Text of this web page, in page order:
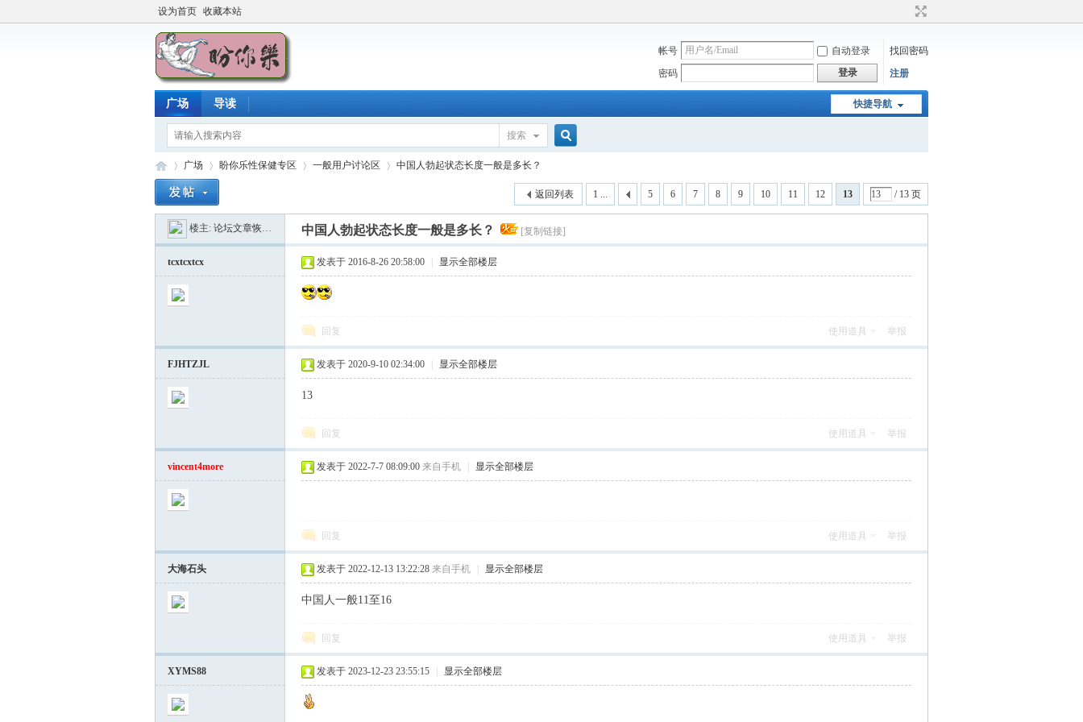
设为首页 收藏本站
帐号 自动登录
找回密码
密码
登录 注册
快捷导航
广场 导读
搜索
索
乐
»
广场
›
盼你乐性保健专区 一般用户讨论区
›
中国人勃起状态长度一般是多长？
1 ... 5 6 7 8 9 10 11 12 13 / 13 页
返回列表
楼主: 论坛文章恢复器 中国人勃起状态长度一般是多长？ [复制链接]
tcxtcxtcx 发表于 2016-8-26 20:58:00 显示全部楼层
回复 使用道具 举报
FJHTZJL 发表于 2020-9-10 02:34:00 显示全部楼层
13
回复 使用道具 举报
vincent4more 发表于 2022-7-7 08:09:00 来自手机 显示全部楼层
回复 使用道具 举报
大海石头 发表于 2022-12-13 13:22:28 来自手机 显示全部楼层
中国人一般11至16
回复 使用道具 举报
XYMS88 发表于 2023-12-23 23:55:15 显示全部楼层